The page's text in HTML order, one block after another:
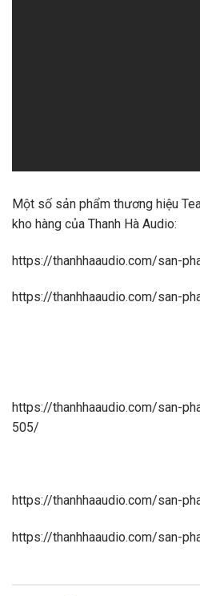
Một số sản phẩm thương hiệu
kho hàng của Thanh Hà Audio:
https://thanhhaaudio.com/san-
https://thanhhaaudio.com/san-
https://thanhhaaudio.com/san-
505/
https://thanhhaaudio.com/san-
https://thanhhaaudio.com/san-